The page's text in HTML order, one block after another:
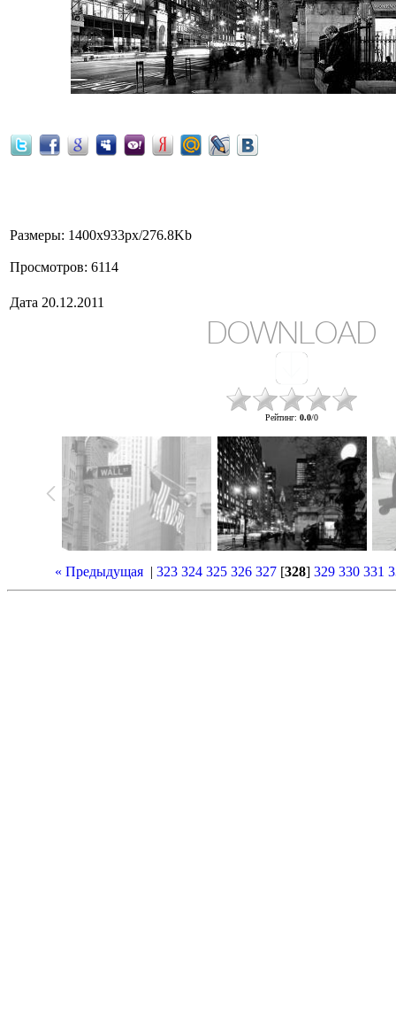
Размеры: 1400x933px/276.8Kb
Просмотров: 6114
Дата 20.12.2011
DOWNLOAD
Рейтинг: 0.0/0
« Предыдущая | 323 324 325 326 327 [328] 329 330 331